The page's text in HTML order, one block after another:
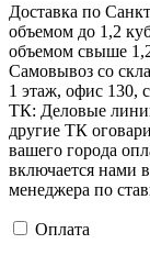
Доставка по
объемом до 1,2
объемом свыше
Самовывоз со
1 этаж, офис 130,
ТК: Деловые
другие ТК
вашего города
включается нами
менеджера по
Оплата